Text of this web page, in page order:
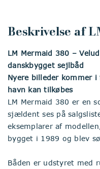
Beskrivelse af
LM Mermaid 380 –
danskbygget sejlbåd
Nyere billeder kommer
havn kan tilkøbes
LM Mermaid 380 er en
sjældent ses på
eksemplarer af
bygget i 1989 og blev
Båden er udstyret med